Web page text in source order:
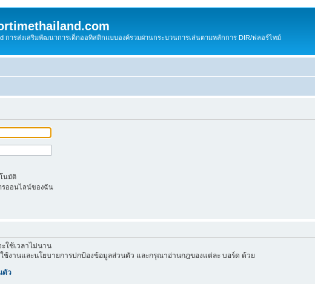
การส่งเสริมพัฒนาการเด็กออทิสติกแบบองค์รวมผ่านกระบวนการเล่นตามหลักการ DIR/ฟลอร์ไทม์
นมัติ
รออนไลน์ของฉัน
ใช้เวลาไม่นาน
งานและนโยบายการปกป้องข้อมูลส่วนตัว และกรุณาอ่านกฎของแต่ละ บอร์ด ด้วย
ตัว